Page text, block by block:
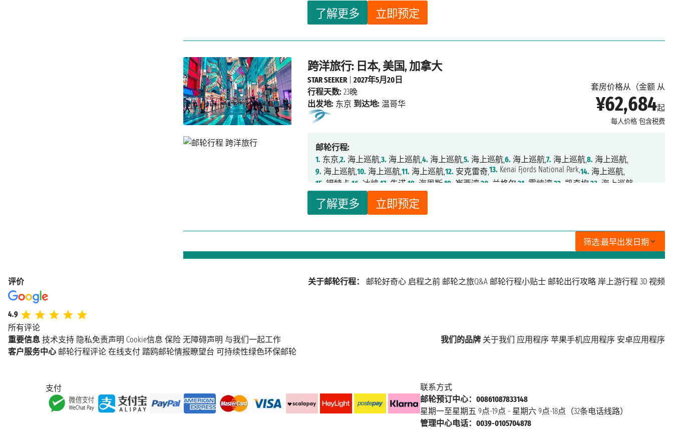
了解更多 立即预定
跨洋旅行: 日本, 美国, 加拿大
套房价格从（金额 从
¥62,684起
每人价格 包含税费
了解更多 立即预定
STAR SEEKER|2027年5月20日
行程天数: 23晚
出发地: 东京 到达地: 温哥华
邮轮行程:
1. 东京,2. 海上巡航,3. 海上巡航,4. 海上巡航,5. 海上巡航,6. 海上巡航,7. 海上巡航,8. 海上巡航,
9. 海上巡航,10. 海上巡航,11. 海上巡航,12. 安克雷奇,13. Kenai Fjords National Park,14. 海上巡航,
15. 锡特卡,16. 冰峡,17. 朱诺,18. 海恩斯,19. 崔西湾,20. 兰格尔,21. 雾峡湾,22. 凯奇坎,23. 海上巡航,
温哥华
筛选:最早出发日期
评价
4.9
所有评论
关于邮轮行程： 邮轮好奇心 启程之前 邮轮之旅Q&A 邮轮行程小贴士 邮轮出行攻略 岸上游行程 3D 视频
重要信息 技术支持 隐私免责声明 Cookie信息 保险 无障碍声明 与我们一起工作 我们的品牌 关于我们 应用程序 苹果手机应用程序 安卓应用程序
客户服务中心 邮轮行程评论 在线支付 踏鸥邮轮情报瞭望台 可持续性绿色环保邮轮
支付
联系方式
邮轮预订中心：00861087833148
星期一至星期五 9点-19点 - 星期六 9点-18点（32条电话线路）
管理中心电话：0039-0105704878